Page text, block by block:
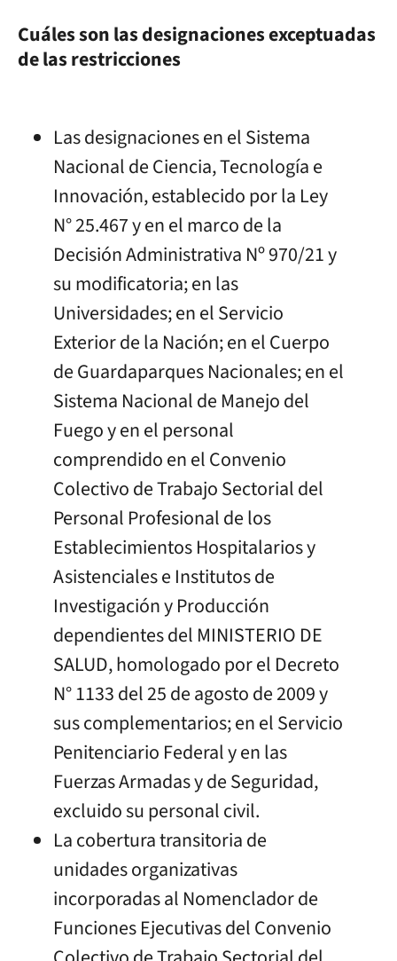
Cuáles son las designaciones exceptuadas
de las restricciones
Las designaciones en el Sistema
Nacional de Ciencia, Tecnología e
Innovación, establecido por la Ley
N° 25.467 y en el marco de la
Decisión Administrativa Nº 970/21 y
su modificatoria; en las
Universidades; en el Servicio
Exterior de la Nación; en el Cuerpo
de Guardaparques Nacionales; en el
Sistema Nacional de Manejo del
Fuego y en el personal
comprendido en el Convenio
Colectivo de Trabajo Sectorial del
Personal Profesional de los
Establecimientos Hospitalarios y
Asistenciales e Institutos de
Investigación y Producción
dependientes del MINISTERIO DE
SALUD, homologado por el Decreto
N° 1133 del 25 de agosto de 2009 y
sus complementarios; en el Servicio
Penitenciario Federal y en las
Fuerzas Armadas y de Seguridad,
excluido su personal civil.
La cobertura transitoria de
unidades organizativas
incorporadas al Nomenclador de
Funciones Ejecutivas del Convenio